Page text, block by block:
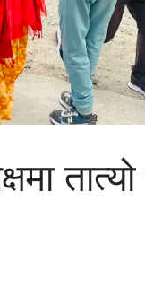
तात्यो